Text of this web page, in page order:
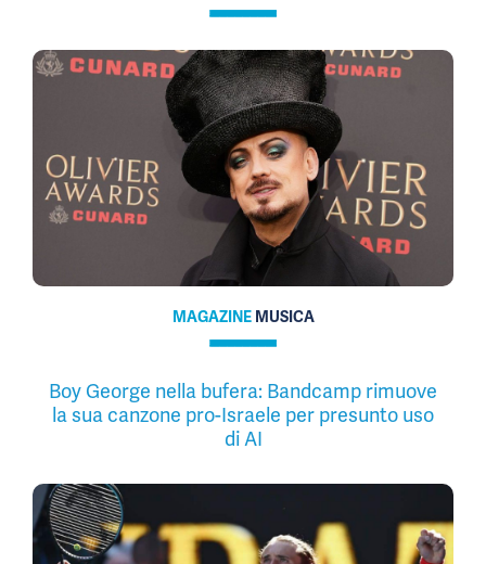
MAGAZINE MUSICA
Boy George nella bufera: Bandcamp rimuove
la sua canzone pro-Israele per presunto uso
di AI